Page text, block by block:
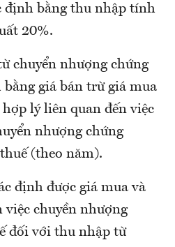
định bằng thu nhập tính
20%.
chuyển nhượng chứng
giá bán trừ giá mua
lý liên quan đến việc
nhượng chứng
(theo năm).
định được giá mua và
chuyền nhượng
đối với thu nhập từ